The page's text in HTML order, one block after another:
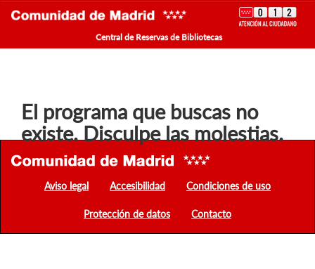
Central de Reservas de Bibliotecas
El programa que buscas no
existe. Disculpe las molestias.
Aviso legal Accesibilidad Condiciones de uso
Protección de datos Contacto